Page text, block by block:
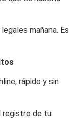
mañana. Es
rápido y sin
registro de tu